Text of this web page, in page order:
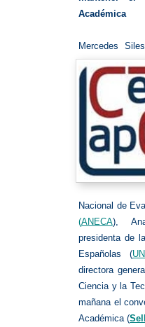
Académica
Mercedes
Nacional de
(ANECA),
presidenta de
Españolas (
directora
Ciencia y la
mañana el
Académica (